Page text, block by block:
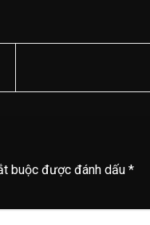
buộc được đánh dấu *